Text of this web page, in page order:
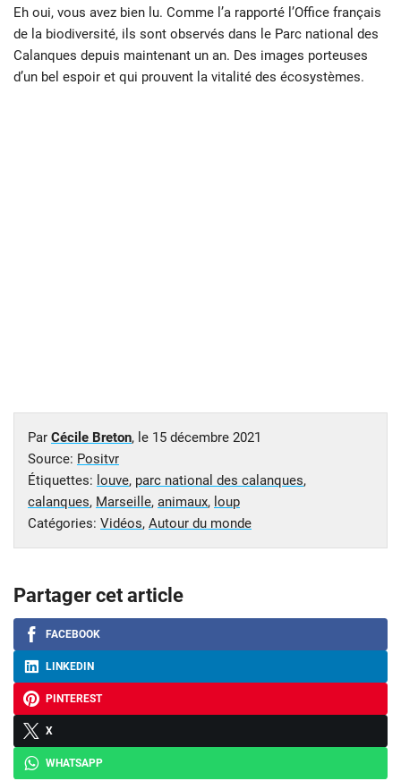
Eh oui, vous avez bien lu. Comme l’a rapporté l’Office français
de la biodiversité, ils sont observés dans le Parc national des
Calanques depuis maintenant un an. Des images porteuses
d’un bel espoir et qui prouvent la vitalité des écosystèmes.
Par Cécile Breton, le 15 décembre 2021
Source: Positvr
Étiquettes: louve, parc national des calanques,
calanques, Marseille, animaux, loup
Catégories: Vidéos, Autour du monde
Partager cet article
FACEBOOK
LINKEDIN
PINTEREST
X
WHATSAPP